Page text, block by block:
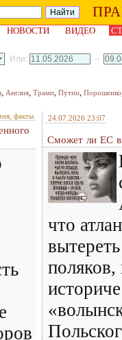
НОВОСТИ ВИДЕО
Или: –
, Англия, Трамп, Путин, Порошенко
факты 24.07.2026 23:07
Сможет ли ЕС
что